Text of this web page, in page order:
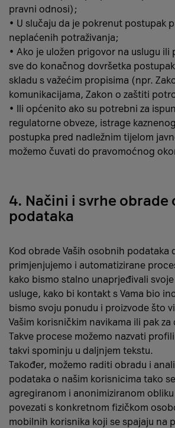
pravni odnosi);
• U slučaju da je pokrenut postupak
neplaćenih potraživanja;
• Ako je uložen prigovor na uslugu ili
sve do konačnog dovršetka
skladu s važećim propisima (npr.
komunikacijama, Zakon o zaštiti
• Ili općenito ako su potrebni za
regulatorne obveze, istrage
postupka pred nadležnim tijelom
možemo čuvati do pravomoćnog
4. Načini i svrhe obrade
podataka
Kod obrade Vaših osobnih podataka
primjenjujemo i automatizirane
kako bismo stalno unaprjeđivali
usluge, kako bi kontakt s Vama bio
bismo svoju ponudu i proizvode što
Vašim korisničkim navikama ili pak
Takve procese možemo nazvati
takvi spominju u daljnjem tekstu.
Također, možemo raditi obradu i
podataka o našim korisnicima tako
agregiranom i anonimiziranom
povezati s konkretnom fizičkom
mobilnih korisnika koji se spajaju na